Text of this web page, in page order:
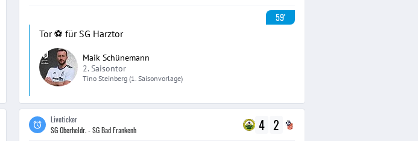
59'
Tor ⚽️ für SG Harztor
Maik Schünemann
2. Saisontor
Tino Steinberg (1. Saisonvorlage)
Liveticker
SG Oberheldr. - SG Bad Frankenh
4 2